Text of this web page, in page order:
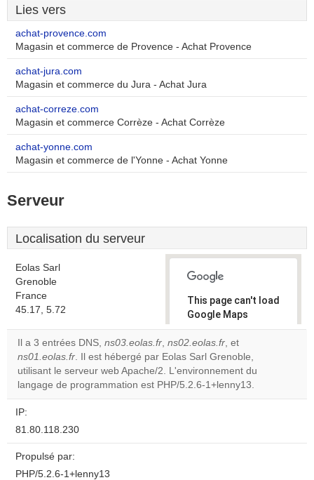
Lies vers
achat-provence.com
Magasin et commerce de Provence - Achat Provence
achat-jura.com
Magasin et commerce du Jura - Achat Jura
achat-correze.com
Magasin et commerce Corrèze - Achat Corrèze
achat-yonne.com
Magasin et commerce de l'Yonne - Achat Yonne
Serveur
Localisation du serveur
Eolas Sarl
Grenoble
France
45.17, 5.72
This page can't load
Google Maps
correctly.
Do you
own this
website?
Il a 3 entrées DNS, ns03.eolas.fr, ns02.eolas.fr, et
ns01.eolas.fr. Il est hébergé par Eolas Sarl Grenoble,
utilisant le serveur web Apache/2. L'environnement du
langage de programmation est PHP/5.2.6-1+lenny13.
IP:
81.80.118.230
Propulsé par:
PHP/5.2.6-1+lenny13